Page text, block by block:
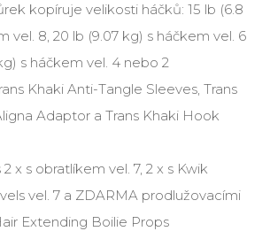
kopíruje velikosti háčků: 15 lb (6.8
vel. 8, 20 lb (9.07 kg) s háčkem vel. 6
s háčkem vel. 4 nebo 2
Khaki Anti-Tangle Sleeves, Trans
Adaptor a Trans Khaki Hook
x s obratlíkem vel. 7, 2 x s Kwik
vel. 7 a ZDARMA prodlužovacími
Extending Boilie Props